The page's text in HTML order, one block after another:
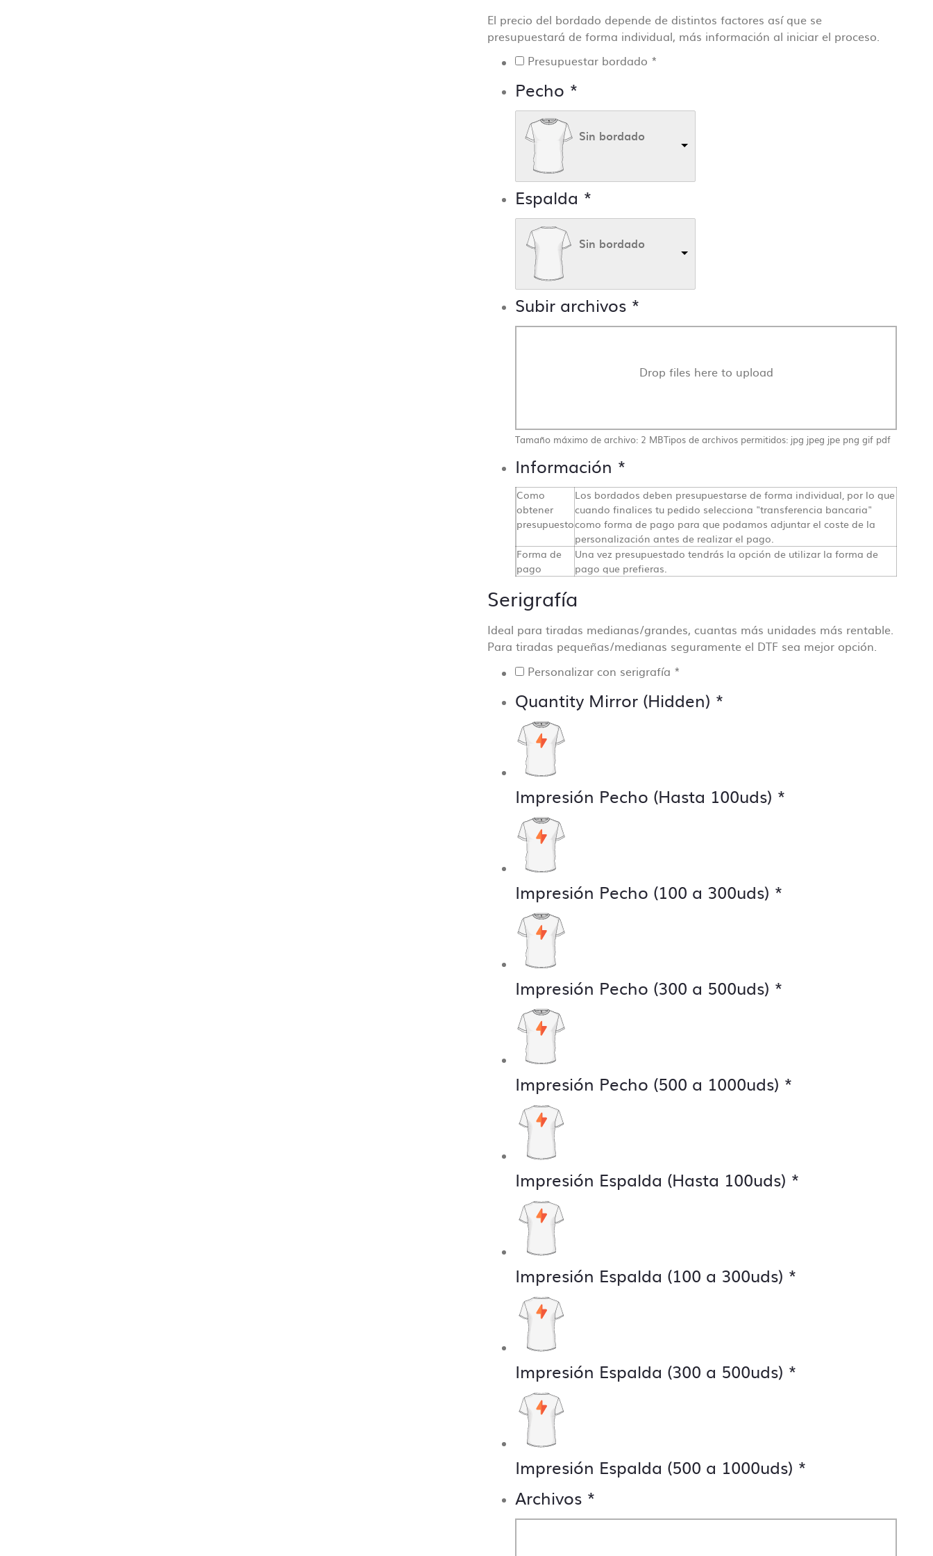
El precio del bordado depende de distintos factores así que se
presupuestará de forma individual, más información al iniciar el proceso.
Presupuestar bordado *
Pecho *
Sin bordado
Espalda *
Sin bordado
Subir archivos *
Drop files here to upload
Tamaño máximo de archivo: 2 MBTipos de archivos permitidos: jpg jpeg jpe png gif pdf
Información *
Como
obtener
presupuesto
Los bordados deben presupuestarse de forma individual, por lo que
cuando finalices tu pedido selecciona "transferencia bancaria"
como forma de pago para que podamos adjuntar el coste de la
personalización antes de realizar el pago.
Forma de
pago
Una vez presupuestado tendrás la opción de utilizar la forma de
pago que prefieras.
Serigrafía
Ideal para tiradas medianas/grandes, cuantas más unidades más rentable.
Para tiradas pequeñas/medianas seguramente el DTF sea mejor opción.
Personalizar con serigrafía *
Quantity Mirror (Hidden) *
Impresión Pecho (Hasta 100uds) *
Impresión Pecho (100 a 300uds) *
Impresión Pecho (300 a 500uds) *
Impresión Pecho (500 a 1000uds) *
Impresión Espalda (Hasta 100uds) *
Impresión Espalda (100 a 300uds) *
Impresión Espalda (300 a 500uds) *
Impresión Espalda (500 a 1000uds) *
Archivos *
Contacto directo, nada de
centralitas ni bots
En Camisetas Sin Límite siempre te atenderá un humano. En ningún
momento hablarás con una centralita o un bot.
Creemos que una comunicación directa es crucial para el desarrollo
de nuestro día a día y que la producción sea lo más fluida y precisa